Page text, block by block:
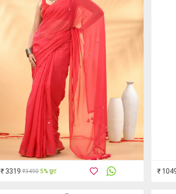
₹ 3319 ₹3490 5% छूट ₹